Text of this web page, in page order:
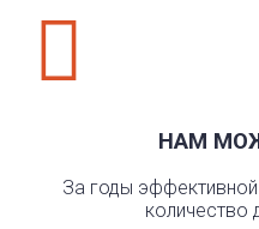

НАМ
За годы
количество